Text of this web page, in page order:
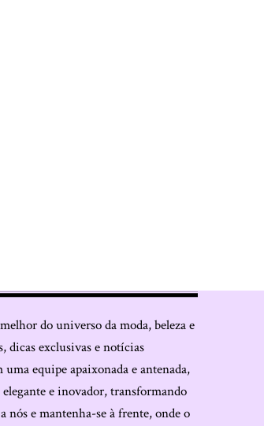
do universo da moda, beleza e
dicas exclusivas e notícias
equipe apaixonada e antenada,
e inovador, transformando
nós e mantenha-se à frente, onde o